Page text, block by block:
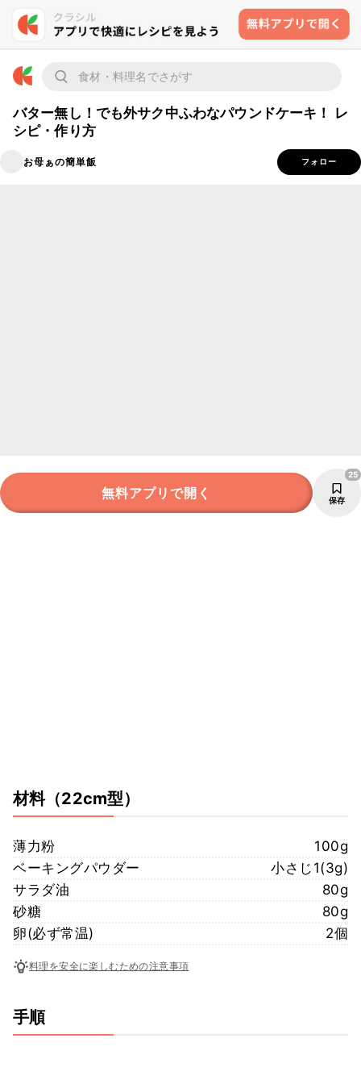
バター無し！でも外サク中ふわなパウンドケーキ！ レ
シピ・作り方
お母ぁの簡単飯 フォロー
無料アプリで開く 保存
25
材料（22cm型）
薄力粉
100g
ベーキングパウダー
小さじ1(3g)
サラダ油
80g
砂糖
80g
卵(必ず常温)
2個
料理を安全に楽しむための注意事項
手順